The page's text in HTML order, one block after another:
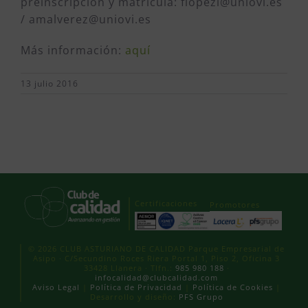
/ amalverez@uniovi.es
Más información: aquí
13 julio 2016
Certificaciones Promotores
© 2026 CLUB ASTURIANO DE CALIDAD Parque Empresarial de
Asipo · C/Secundino Roces Riera Portal 1, Piso 2, Oficina 3
33428 Llanera · Tlfn.: 985 980 188
infocalidad@clubcalidad.com
Aviso Legal
Política de Privacidad Política de Cookies
Desarrollo y diseño:
PFS Grupo